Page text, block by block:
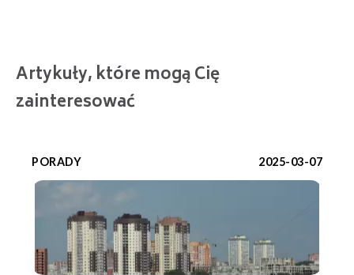
Artykuły, które mogą Cię
zainteresować
PORADY 2025-03-07